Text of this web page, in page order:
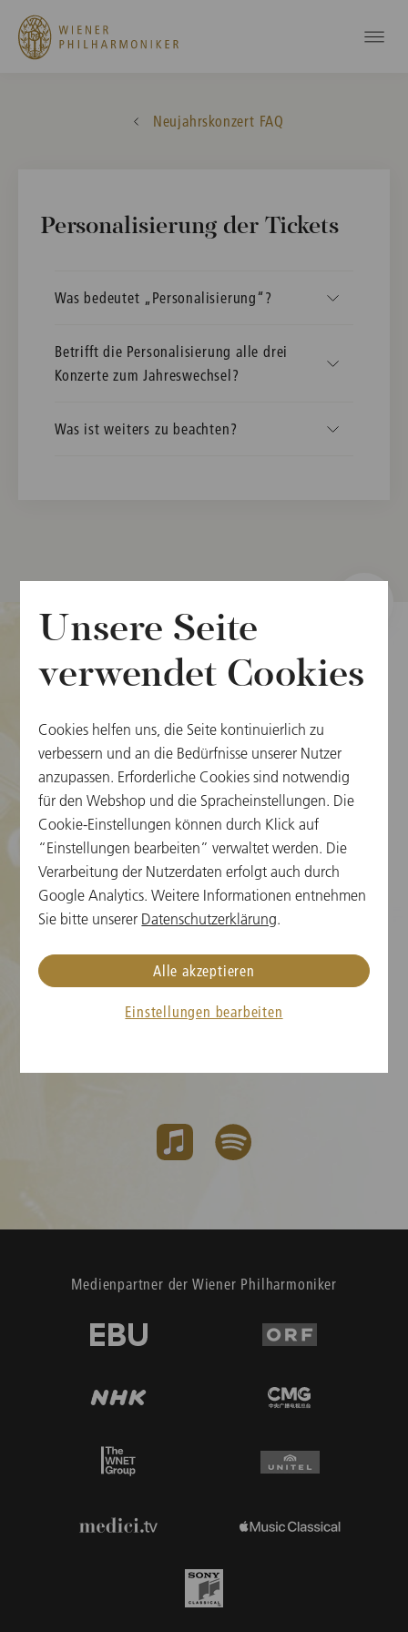
Neujahrskonzert FAQ
Personalisierung der Tickets
Was bedeutet „Personalisierung“?
Betrifft die Personalisierung alle drei
Konzerte zum Jahreswechsel?
Was ist weiters zu beachten?
Cookie-Einstellungen
Karteninformation
Neujahrskonzert FAQs
Medien
Presse
Kontakt
AGB
Impressum
Medienpartner der Wiener Philharmoniker
Unsere Seite
verwendet Cookies
Cookies helfen uns, die Seite kontinuierlich zu
verbessern und an die Bedürfnisse unserer Nutzer
anzupassen. Erforderliche Cookies sind notwendig
für den Webshop und die Spracheinstellungen. Die
Cookie-Einstellungen können durch Klick auf
“Einstellungen bearbeiten” verwaltet werden. Die
Verarbeitung der Nutzerdaten erfolgt auch durch
Google Analytics. Weitere Informationen entnehmen
Sie bitte unserer Datenschutzerklärung.
Einstellungen bearbeiten
Alle akzeptieren